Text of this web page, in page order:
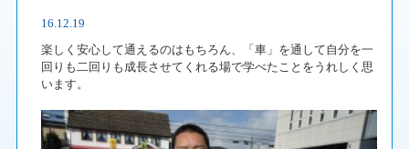
16.12.19
楽しく安心して通えるのはもちろん、「車」を通して自分を一
回りも二回りも成長させてくれる場で学べたことをうれしく思
います。